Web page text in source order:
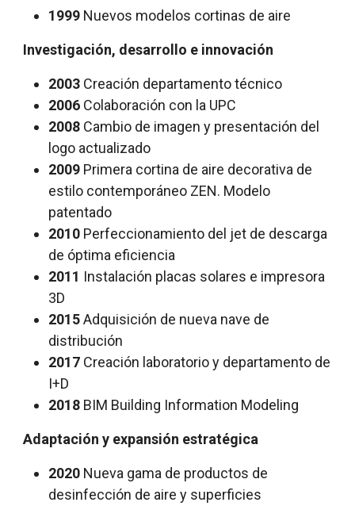
1999 Nuevos modelos cortinas de aire
Investigación, desarrollo e innovación
2003 Creación departamento técnico
2006 Colaboración con la UPC
2008 Cambio de imagen y presentación del
logo actualizado
2009 Primera cortina de aire decorativa de
estilo contemporáneo ZEN. Modelo
patentado
2010 Perfeccionamiento del jet de descarga
de óptima eficiencia
2011 Instalación placas solares e impresora
3D
2015Adquisición de nueva nave de
distribución
2017 Creación laboratorio y departamento de
I+D
2018 BIM Building Information Modeling
Adaptación y expansión estratégica
2020 Nueva gama de productos de
desinfección de aire y superficies